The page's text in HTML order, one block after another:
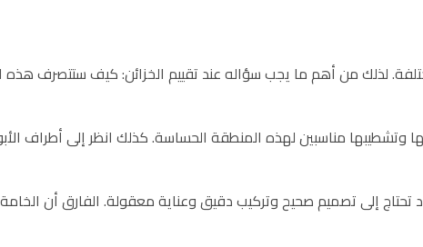
لذلك من أهم ما يجب سؤاله عند تقييم الخزائن: كيف ستتصرف
وتشطيبها مناسبين لهذه المنطقة الحساسة. كذلك انظر إلى أطراف
إلى تصميم صحيح وتركيب دقيق وعناية معقولة. الفارق أن